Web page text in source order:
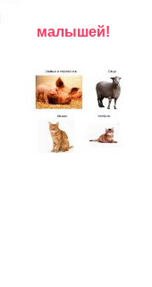
малышей!